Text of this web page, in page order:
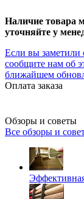
Наличие товара
уточняйте у
Если вы заметили
сообщите нам об
ближайшем
Оплата заказа
Обзоры и советы
Все обзоры и